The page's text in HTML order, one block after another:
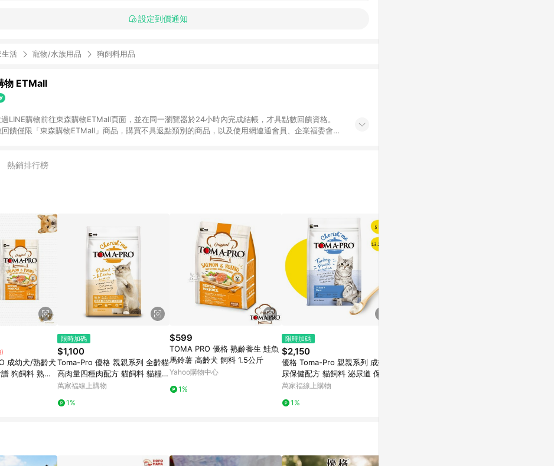
設定到價通知
生活 寵物/水族用品 狗飼料用品
物 ETMall
LINE購物前往東森購物ETMall頁面，並在同一瀏覽器於24小時內完成結帳，才具點數回饋資格。
饋僅限「東森購物ETMall」商品，購買不具返點類別的商品，以及使用網連通會員、企業福委會員
品。 4. 如取消訂單、退貨、退款或購物中登出東森購物ETMall，將無法獲得點數回饋。 5. 點數回
購物設有「單一商品最高回饋點數」機制(特殊活動時開放「回饋無上限」)，以同一訂單中同一
間差，如顯示之商品規格、顏色、價位、贈品與東森購物ETMall銷售網頁不符，以銷售網頁標示為
爭議，請務必於訂單日期+180天以內至LINE購物客服洽詢；若超過180天(含)以上進行申訴，恕無法
分點數紅包僅限指定商品使用，或不適用於無回饋商品。各點數紅包之適用商品與使用條件請依點數
。
熱銷排行榜
成幼犬/熟齡犬
狗飼料 熟齡
限時加碼
$1,100
Toma-Pro 優格 親親系列 全齡貓
高肉量四種肉配方 貓飼料 貓糧 5
磅
萬家福線上購物
1%
$599
TOMA PRO 優格 熟齡養生 鮭魚
馬鈴薯 高齡犬 飼料 1.5公斤
Yahoo購物中心
1%
限時加碼
$2,150
優格 Toma-Pro 親親系列 成貓泌
尿保健配方 貓飼料 泌尿道 保健
貓糧 13.2磅
萬家福線上購物
1%